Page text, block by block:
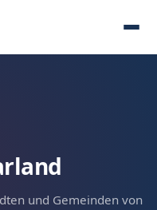
und Gemeinden von